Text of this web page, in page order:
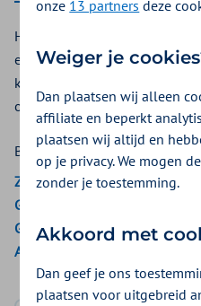
Heeft u een drempelhulp
een vergoeding voor een
kunt u makkelijker uw woning
opstapje of een oprit voor uw
Bekijk de vergoedingen van:
ZieZo
Gemeenten Optimaal
Gemeente Amsterdam
Aon Vitaal
onze 13 partners deze
Weiger je
Dan plaatsen wij alleen
affiliate en beperkt
plaatsen wij altijd en
op je privacy. We mogen
zonder je toestemming.
Akkoord met
Dan geef je ons
plaatsen voor uitgebreid